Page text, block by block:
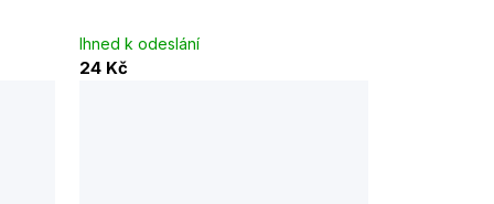
Ihned k odeslání
24 Kč